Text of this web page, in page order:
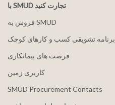
با SMUD تجارت کنید
فروش به SMUD
برنامه تشویقی کسب و کارهای کوچک
فرصت های پیمانکاری
کاربری زمین
SMUD Procurement Contacts